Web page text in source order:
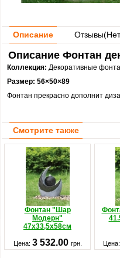
Описание Отзывы(Нет
Описание Фонтан
Коллекция: Декоративные
Размер: 56×50×89
Фонтан прекрасно дополнит
Смотрите также
Фонтан "Шар
Модерн"
47х33,5х58см
Цена: 3 532.00 грн. Цена: